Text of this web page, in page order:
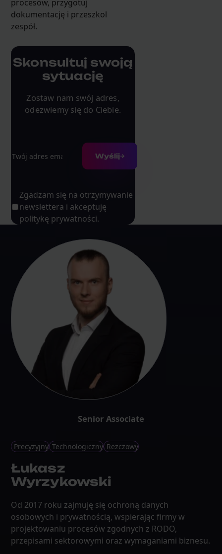
procesów, przygotuj
dokumentację i przeszkol
zespół.
Skonsultuj swoją
sytuację
Zostaw nam swój adres,
odezwiemy się do Ciebie.
Wyślij
Zgadzam się na otrzymywanie
newslettera i akceptuję
politykę prywatności.
Senior Associate
Precyzyjny Technologiczny Rezczowy
Łukasz
Wyrzykowski
Od 2017 roku zajmuję się ochroną danych
osobowych i prywatnością, wspierając firmy w
projektowaniu procesów zgodnych z RODO,
przepisami sektorowymi oraz wymaganiami biznesu.